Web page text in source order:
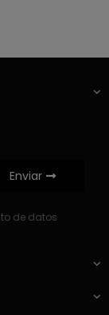
Enviar
de datos